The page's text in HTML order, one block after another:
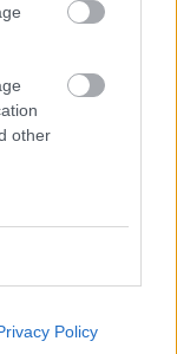
other
Policy
ένας
την
τίτλο